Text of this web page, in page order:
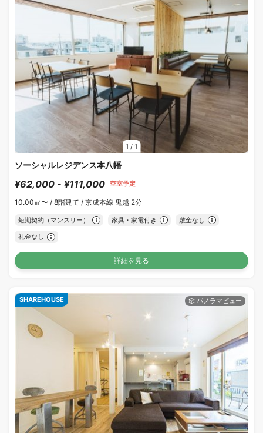
1 / 1
ソーシャルレジデンス本八幡
¥62,000 - ¥111,000 空室予定
10.00㎡〜 / 8階建て / 京成本線 鬼越 2分
短期契約（マンスリー） 家具・家電付き 敷金なし
礼金なし
詳細を見る
SHAREHOUSE